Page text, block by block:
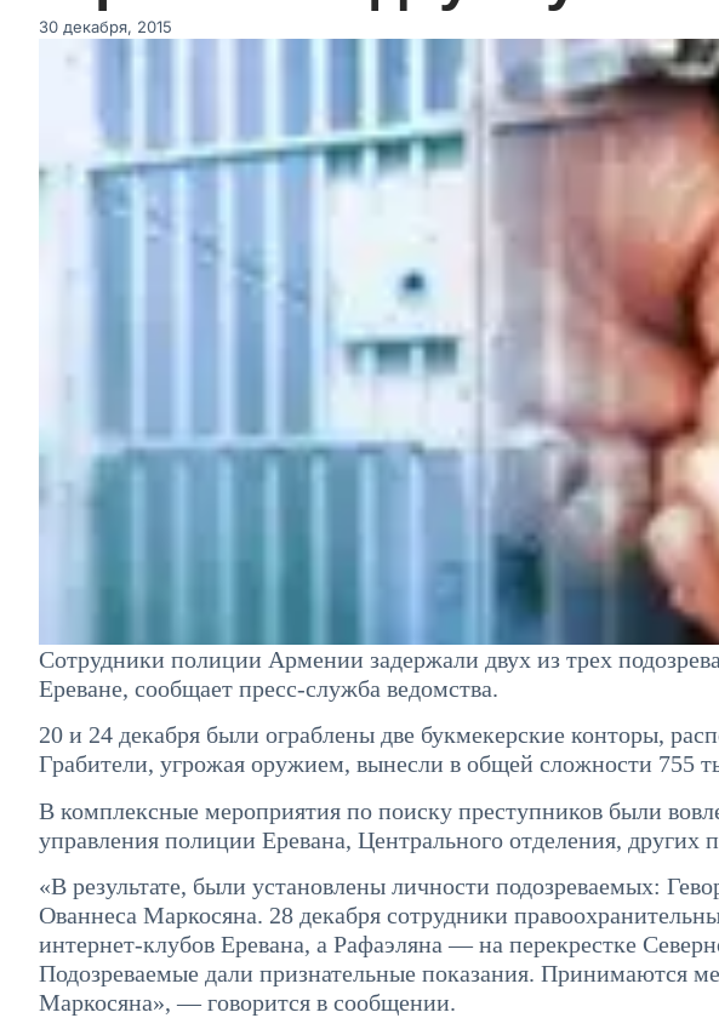
30 декабря, 2015
Сотрудники полиции Армении задержали двух из трех
Ереване, сообщает пресс-служба ведомства.
20 и 24 декабря были ограблены две букмекерские конторы,
Грабители, угрожая оружием, вынесли в общей сложности 755
В комплексные мероприятия по поиску преступников были
управления полиции Еревана, Центрального отделения, других
«В результате, были установлены личности подозреваемых:
Ованнеса Маркосяна. 28 декабря сотрудники
интернет-клубов Еревана, а Рафаэляна — на перекрестке
Подозреваемые дали признательные показания. Принимаются
Маркосяна», — говорится в сообщении.